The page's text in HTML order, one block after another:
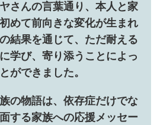
さんの言葉通り、本人と家
めて前向きな変化が生まれ
結果を通じて、ただ耐える
学び、寄り添うことによっ
ができました。
の物語は、依存症だけでな
する家族への応援メッセー